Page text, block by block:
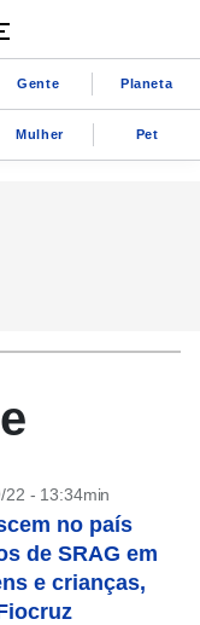
Gente Planeta
Mulher Pet
22 - 13:34min
no país
de SRAG em
e crianças,